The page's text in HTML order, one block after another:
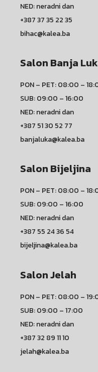
NED: neradni dan
+387 37 35 22 35
bihac@kalea.ba
Salon Banja
PON – PET: 08:00 –
SUB: 09:00 – 16:00
NED: neradni dan
+387 51 30 52 77
banjaluka@kalea.ba
Salon Bijeljina
PON – PET: 08:00 –
SUB: 09:00 – 16:00
NED: neradni dan
+387 55 24 36 54
bijeljina@kalea.ba
Salon Jelah
PON – PET: 08:00 –
SUB: 09:00 – 17:00
NED: neradni dan
+387 32 89 11 10
jelah@kalea.ba